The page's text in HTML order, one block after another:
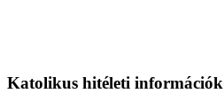
Katolikus hitéleti információk